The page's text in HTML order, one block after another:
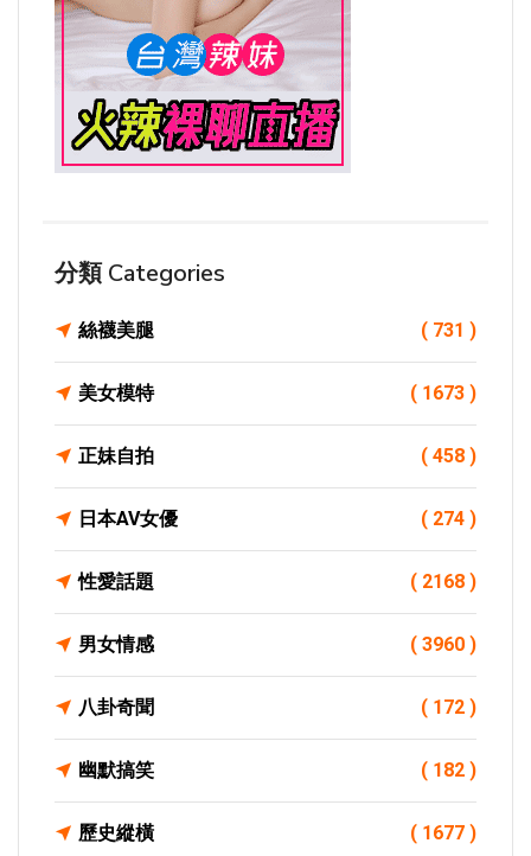
分類 Categories
絲襪美腿 ( 731 )
美女模特 ( 1673 )
正妹自拍 ( 458 )
日本AV女優 ( 274 )
性愛話題 ( 2168 )
男女情感 ( 3960 )
八卦奇聞 ( 172 )
幽默搞笑 ( 182 )
歷史縱橫 ( 1677 )